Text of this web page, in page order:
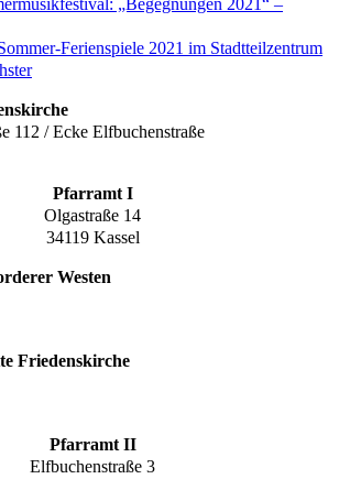
Ferienspiele 2021 im Stadtteilzentrum
112 / Ecke Elfbuchenstraße
Pfarramt I
Olgastraße 14
34119 Kassel
Westen
Friedenskirche
Pfarramt II
Elfbuchenstraße 3